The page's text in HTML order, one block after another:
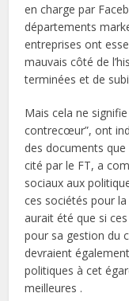
en charge par
départements
entreprises ont
mauvais côté de
terminées et de
Mais cela ne
contrecœur”, ont
des documents
cité par le FT, a
sociaux aux
ces sociétés pour
aurait été que si
pour sa gestion du
devraient
politiques à cet
meilleures .